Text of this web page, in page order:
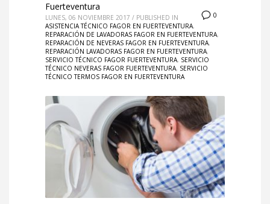
0
Fuerteventura
LUNES, 06 NOVIEMBRE 2017 / PUBLISHED IN
ASISTENCIA TÉCNICO FAGOR EN FUERTEVENTURA,
REPARACIÓN DE LAVADORAS FAGOR EN FUERTEVENTURA,
REPARACIÓN DE NEVERAS FAGOR EN FUERTEVENTURA,
REPARACIÓN LAVADORAS FAGOR EN FUERTEVENTURA,
SERVICIO TÉCNICO FAGOR FUERTEVENTURA, SERVICIO
TÉCNICO NEVERAS FAGOR FUERTEVENTURA, SERVICIO
TÉCNICO TERMOS FAGOR EN FUERTEVENTURA